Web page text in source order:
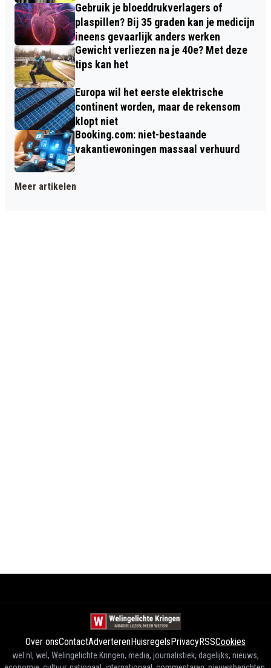
Gebruik je bloeddrukverlagers of
plaspillen? Bij 35 graden kan je medicijn
ineens gevaarlijk anders werken
Gewicht verliezen na je 40e? Met deze
tips kan het
Europa wil het eerste elektrische
continent worden, maar de rekensom
klopt niet
Booking.com: niet-bestaande
vakantiewoningen massaal verhuurd
Meer artikelen
Over onsContactAdverterenHuisregelsPrivacyRSSCookies
wel.nl, wel, Welingelichte Kringen, media, journalistiek, dagelijks, nieuws,